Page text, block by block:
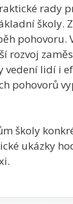
rady
školy.
pohovoru.
rozvoj
vedení lidí i
pohovorů
školy
ukázky